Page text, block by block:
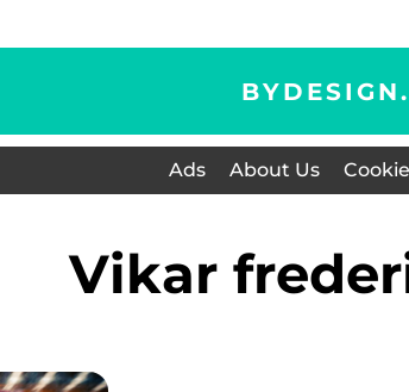
BYDESIGN.
Ads About Us
vikar